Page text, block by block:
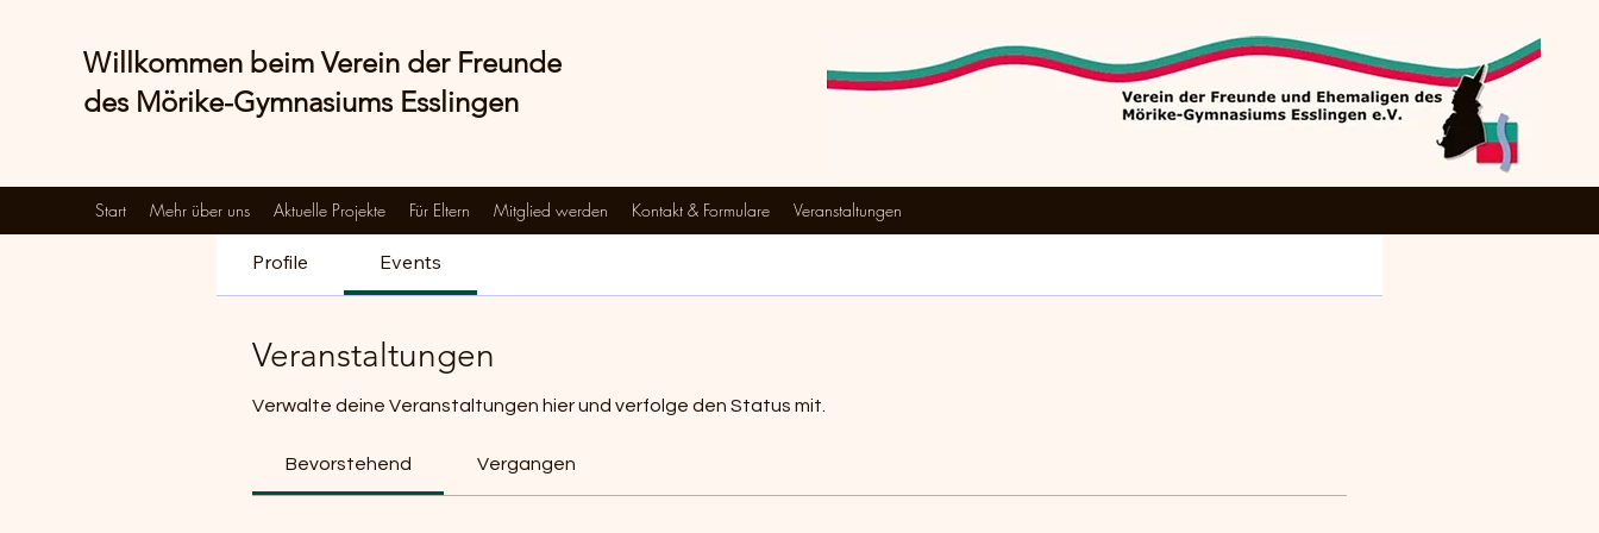
Willkommen beim Verein der Freunde
des Mörike-Gymnasiums Esslingen
Start Mehr über uns Aktuelle Projekte Für Eltern Mitglied werden Kontakt & Formulare Veranstaltungen
Profile Events
Veranstaltungen
Verwalte deine Veranstaltungen hier und verfolge den Status mit.
Bevorstehend Vergangen